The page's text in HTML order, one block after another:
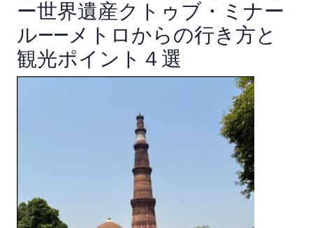
ー世界遺産クトゥブ・ミナー
ル——メトロからの行き方と
観光ポイント４選